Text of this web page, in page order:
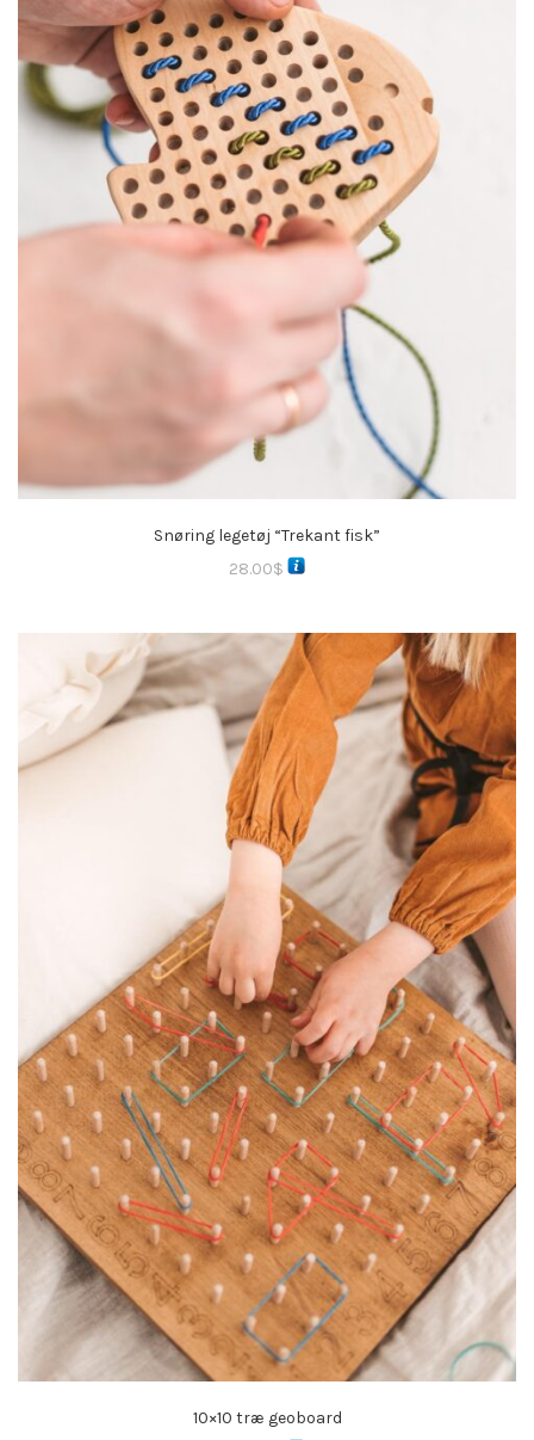
Snøring legetøj “Trekant fisk”
28.00$
10×10 træ geoboard